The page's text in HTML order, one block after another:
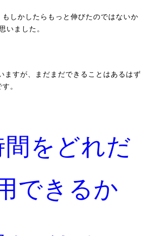
しかしたらもっと伸びたのではないか
いました。
ますが、まだまだできることはあるはず
す。
をどれだ
できるか